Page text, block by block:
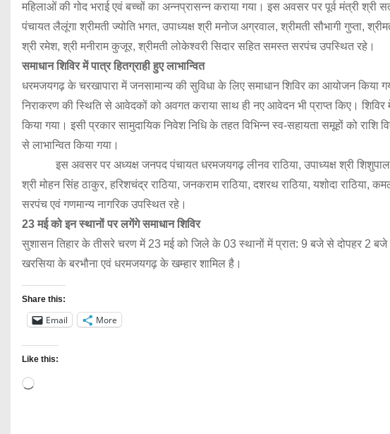
महिलाओं की गोद भराई एवं बच्चों का अन्नप्रासन्न कराया गया। इस अवसर पर पूर्व मंत्री श्री
पंचायत लैलूंगा श्रीमती ज्योति भगत, उपाध्यक्ष श्री मनोज अग्रवाल, श्रीमती सौभागी गुप्ता,
श्री रमेश, श्री मनीराम कुजूर, श्रीमती लोकेश्वरी सिदार सहित समस्त सरपंच उपस्थित रहे।
समाधान शिविर में पात्र हितग्राही हुए लाभान्वित
धरमजयगढ़ के चरखापारा में जनसामान्य की सुविधा के लिए समाधान शिविर का आयोजन किया
निराकरण की स्थिति से आवेदकों को अवगत कराया साथ ही नए आवेदन भी प्राप्त किए। शिविर
किया गया। इसी प्रकार सामुदायिक निवेश निधि के तहत विभिन्न स्व-सहायता समूहों को राशि
से लाभान्वित किया गया।
इस अवसर पर अध्यक्ष जनपद पंचायत धरमजयगढ़ लीनव राठिया, उपाध्यक्ष श्री शिशुपाल
श्री मोहन सिंह ठाकुर, हरिशचंद्र राठिया, जनकराम राठिया, दशरथ राठिया, यशोदा राठिया,
सरपंच एवं गणमान्य नागरिक उपस्थित रहे।
23 मई को इन स्थानों पर लगेंगे समाधान शिविर
सुशासन तिहार के तीसरे चरण में 23 मई को जिले के 03 स्थानों में प्रात: 9 बजे से दोपहर 2
खरसिया के बरभौना एवं धरमजयगढ़ के खम्हार शामिल है।
Share this:
Email More
Like this:
L